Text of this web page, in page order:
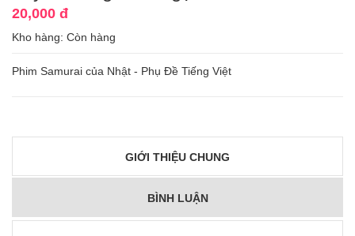
20,000 đ
Kho hàng: Còn hàng
Phim Samurai của Nhật - Phụ Đề Tiếng Việt
GIỚI THIỆU CHUNG
BÌNH LUẬN